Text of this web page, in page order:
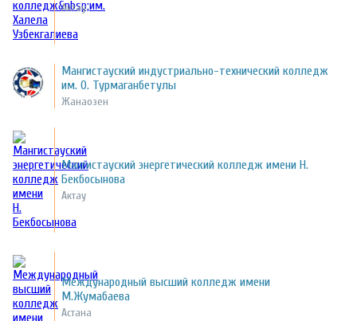
Актау
Мангистауский индустриально-технический колледж
им. О. Турмаганбетулы
Жанаозен
Мангистауский энергетический колледж имени Н.
Бекбосынова
Актау
Международный высший колледж имени
М.Жумабаева
Астана